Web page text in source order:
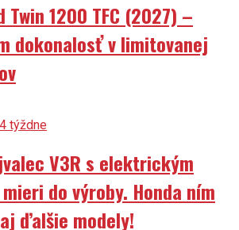
Twin 1200 TFC (2027) –
dokonalosť v limitovanej
týždne
V3R s elektrickým
do výroby. Honda ním
ďalšie modely!